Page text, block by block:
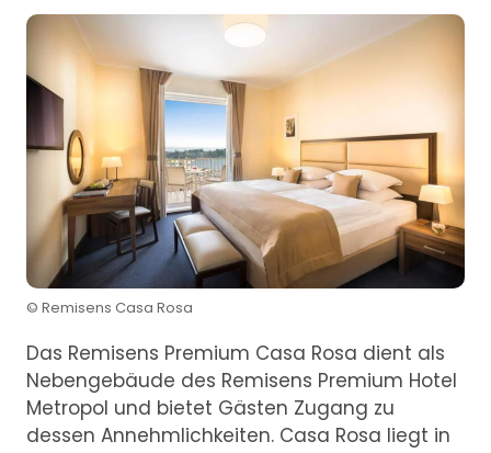
© Remisens Casa Rosa
Das Remisens Premium Casa Rosa dient als
Nebengebäude des Remisens Premium Hotel
Metropol und bietet Gästen Zugang zu
dessen Annehmlichkeiten. Casa Rosa liegt in